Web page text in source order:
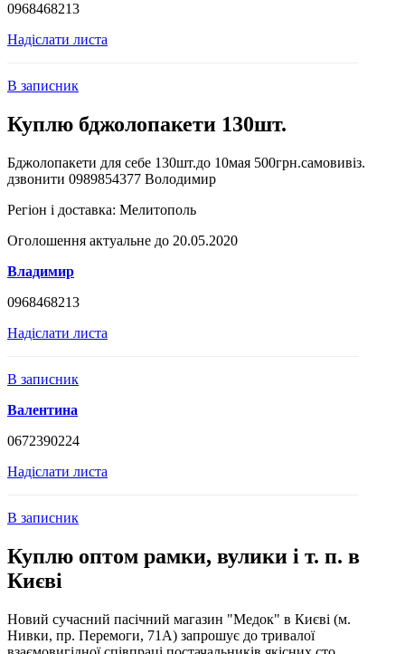
0968468213
Надіслати листа
В записник
Куплю бджолопакети 130шт.
Бджолопакети для себе 130шт.до 10мая 500грн.самовивіз.
дзвонити 0989854377 Володимир
Регіон і доставка: Мелитополь
Оголошення актуальне до 20.05.2020
Владимир
0968468213
Надіслати листа
В записник
Валентина
0672390224
Надіслати листа
В записник
Куплю оптом рамки, вулики і т. п. в
Києві
Новий сучасний пасічний магазин "Медок" в Києві (м.
Нивки, пр. Перемоги, 71А) запрошує до тривалої